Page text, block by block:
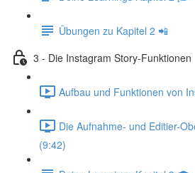
Übungen zu Kapitel 2 📲
3 - Die Instagram Story-Funktionen
Aufbau und Funktionen von
Die Aufnahme- und Editier-
(9:42)